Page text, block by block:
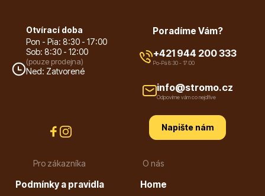
info@stromo.cz
Otvírací doba
Pon - Pia: 8:30 - 17:00
Sob: 8:30 - 12:00
(pouze prodejna)
Ned: Zatvorené
Pro zákazníka
Podmínky a pravidla
O nás
Home
Poradíme Vám?
+421 944 200 333
Po-Pá 8:30 - 17:00
info@stromo.cz
Odpovíme vám co nejdříve
Napište nám